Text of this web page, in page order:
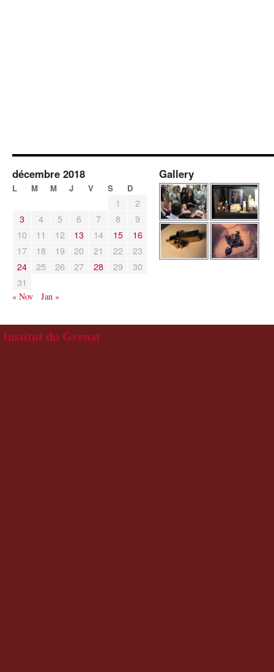
décembre 2018
L M M J V S D
1
2
3
4 5 6 7 8
9
10
11 12 13 14 15
16
17
18 19 20 21 22
23
24
25 26 27 28 29
30
31
« Nov Jan »
Gallery
Institut du Grenat